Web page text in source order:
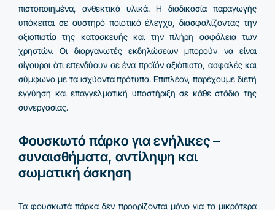
πιστοποιημένα, ανθεκτικά υλικά. Η διαδικασία παραγωγής
υπόκειται σε αυστηρό ποιοτικό έλεγχο, διασφαλίζοντας την
αξιοπιστία της κατασκευής και την πλήρη ασφάλεια των
χρηστών. Οι διοργανωτές εκδηλώσεων μπορούν να είναι
σίγουροι ότι επενδύουν σε ένα προϊόν αξιόπιστο, ασφαλές και
σύμφωνο με τα ισχύοντα πρότυπα. Επιπλέον, παρέχουμε διετή
εγγύηση και επαγγελματική υποστήριξη σε κάθε στάδιο της
συνεργασίας.
Φουσκωτό πάρκο για ενήλικες –
συναισθήματα, αντίληψη και
σωματική άσκηση
Τα φουσκωτά πάρκα δεν προορίζονται μόνο για τα μικρότερα